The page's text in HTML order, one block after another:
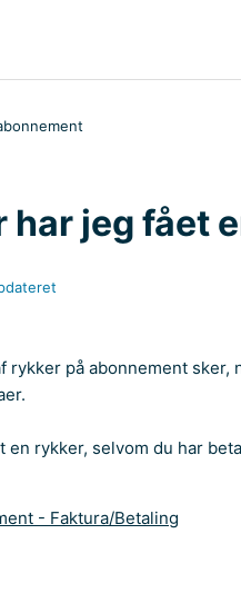
har jeg fået
rykker på abonnement
en rykker, selvom du har
- Faktura/Betaling